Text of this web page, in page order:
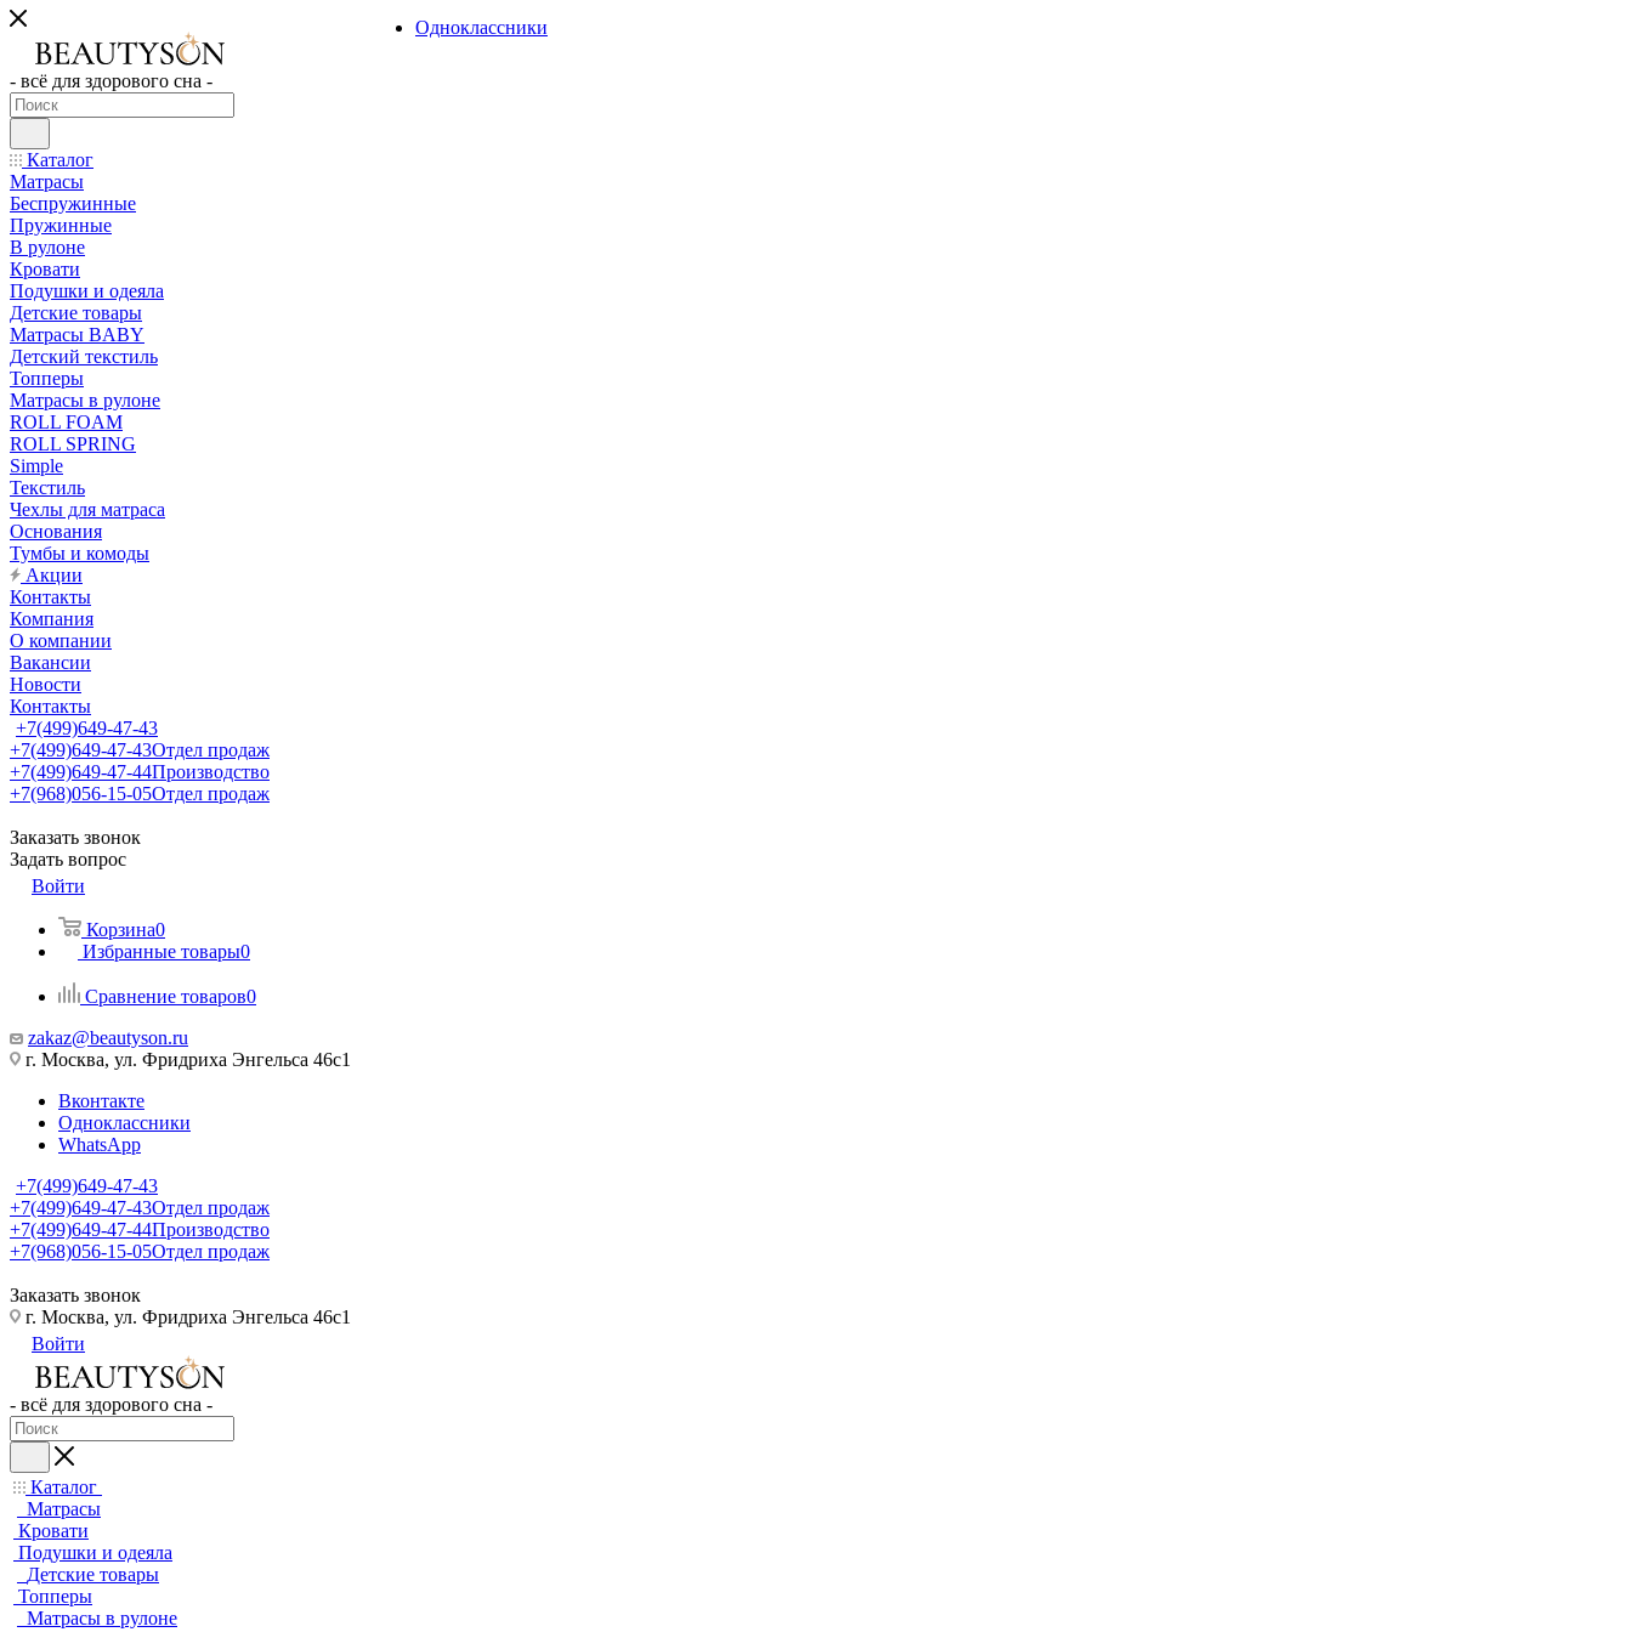
- всё для здорового сна -
Каталог
Матрасы
Беспружинные
Пружинные
В рулоне
Кровати
Подушки и одеяла
Детские товары
Матрасы BABY
Детский текстиль
Топперы
Матрасы в рулоне
ROLL FOAM
ROLL SPRING
Simple
Текстиль
Чехлы для матраса
Основания
Тумбы и комоды
Акции
Контакты
Компания
О компании
Вакансии
Новости
Контакты
+7(499)649-47-43
+7(499)649-47-43Отдел продаж
+7(499)649-47-44Производство
+7(968)056-15-05Отдел продаж
Заказать звонок
Задать вопрос
Войти
Корзина0
Избранные товары0
Сравнение товаров0
zakaz@beautyson.ru
г. Москва, ул. Фридриха Энгельса 46с1
Вконтакте
Одноклассники
WhatsApp
+7(499)649-47-43
+7(499)649-47-43Отдел продаж
+7(499)649-47-44Производство
+7(968)056-15-05Отдел продаж
Заказать звонок
Одноклассники
г. Москва, ул. Фридриха Энгельса 46с1
Войти
- всё для здорового сна -
Каталог
Матрасы
Кровати
Подушки и одеяла
Детские товары
Топперы
Матрасы в рулоне